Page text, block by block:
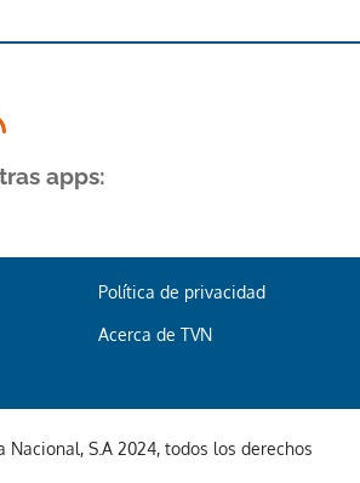
apps:
Política de privacidad
Acerca de TVN
S.A 2024, todos los derechos